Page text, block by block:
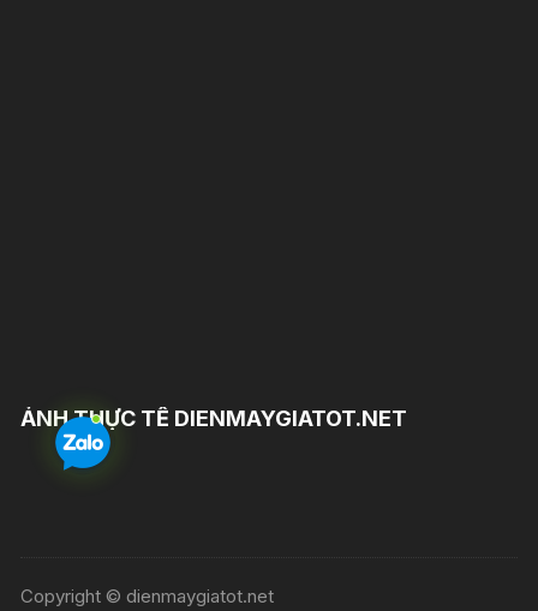
ẢNH THỰC TẾ DIENMAYGIATOT.NET
Copyright © dienmaygiatot.net